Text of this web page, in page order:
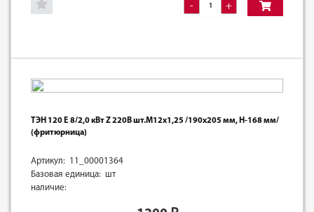
- +
ТЭН 120 Е 8/2,0 кВт Z 220В шт.М12х1,25 /190х205 мм, Н-168 мм/
(фритюрница)
Артикул: 11_00001364
Базовая единица: шт
наличие: